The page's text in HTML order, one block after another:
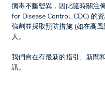
病毒不斷變異，因此隨時關注
for Disease Control, CDC) 的
強劑並採取預防措施 (如在高
人。
我們會在有最新的指引、新聞
訊。